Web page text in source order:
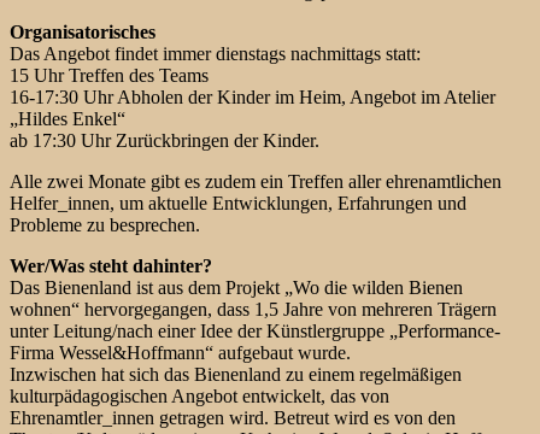
Organisatorisches
Das Angebot findet immer dienstags nachmittags statt:
15 Uhr Treffen des Teams
16-17:30 Uhr Abholen der Kinder im Heim, Angebot im Atelier
„Hildes Enkel“
ab 17:30 Uhr Zurückbringen der Kinder.
Alle zwei Monate gibt es zudem ein Treffen aller ehrenamtlichen
Helfer_innen, um aktuelle Entwicklungen, Erfahrungen und
Probleme zu besprechen.
Wer/Was steht dahinter?
Das Bienenland ist aus dem Projekt „Wo die wilden Bienen
wohnen“ hervorgegangen, dass 1,5 Jahre von mehreren Trägern
unter Leitung/nach einer Idee der Künstlergruppe „Performance-
Firma Wessel&Hoffmann“ aufgebaut wurde.
Inzwischen hat sich das Bienenland zu einem regelmäßigen
kulturpädagogischen Angebot entwickelt, das von
Ehrenamtler_innen getragen wird. Betreut wird es von den